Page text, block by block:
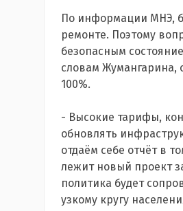
По информации МНЭ,
ремонте. Поэтому
безопасным
словам Жумангарина,
100%.
- Высокие тарифы,
обновлять
отдаём себе отчёт в
лежит новый проект
политика будет
узкому кругу